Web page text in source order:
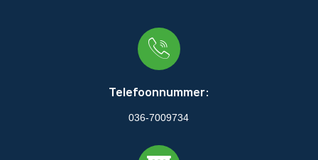
Telefoonnummer:
036-7009734